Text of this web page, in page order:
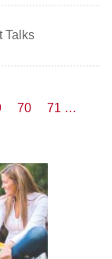
Talks
Page
70 Page
71 …